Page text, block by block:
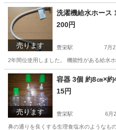
新潟 新潟市 豊栄駅 その他
売ります
洗濯機給水ホース
200円
豊栄駅 7月
2年間位使用しました。 機能性がある給水
新潟 新潟市 豊栄駅 生活家電
売ります
容器 3個 約8㎝×約
15円
豊栄駅 6月
鼻の通りを良くする生理食塩水のようなも